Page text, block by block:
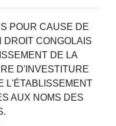
POUR CAUSE DE
DROIT CONGOLAIS
DE LA
D'INVESTITURE
L'ÉTABLISSEMENT
AUX NOMS DES